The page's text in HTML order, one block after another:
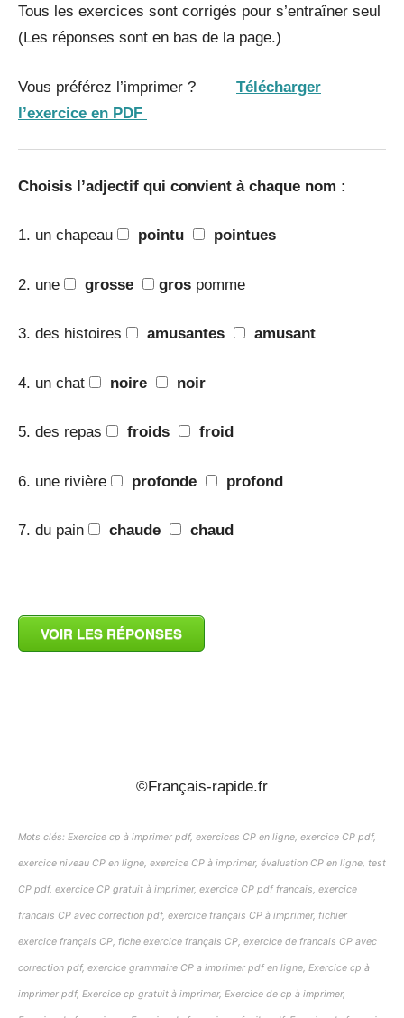
Tous les exercices sont corrigés pour s’entraîner seul
(Les réponses sont en bas de la page.)
Vous préférez l’imprimer ? Télécharger
l’exercice en PDF
Choisis l’adjectif qui convient à chaque nom :
1. un chapeau pointu pointues
2. une grosse gros pomme
3. des histoires amusantes amusant
4. un chat noire noir
5. des repas froids froid
6. une rivière profonde profond
7. du pain chaude chaud
VOIR LES RÉPONSES
©Français-rapide.fr
Mots clés: Exercice cp à imprimer pdf, exercices CP en ligne, exercice CP pdf,
exercice niveau CP en ligne, exercice CP à imprimer, évaluation CP en ligne, test
CP pdf, exercice CP gratuit à imprimer, exercice CP pdf francais, exercice
francais CP avec correction pdf, exercice français CP à imprimer, fichier
exercice français CP, fiche exercice français CP, exercice de francais CP avec
correction pdf, exercice grammaire CP a imprimer pdf en ligne, Exercice cp à
imprimer pdf, Exercice cp gratuit à imprimer, Exercice de cp à imprimer,